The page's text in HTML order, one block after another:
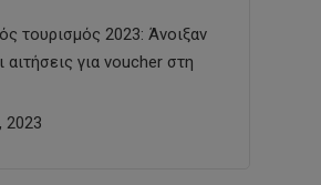
τουρισμός 2023: Άνοιξαν
αιτήσεις για voucher στη
2023